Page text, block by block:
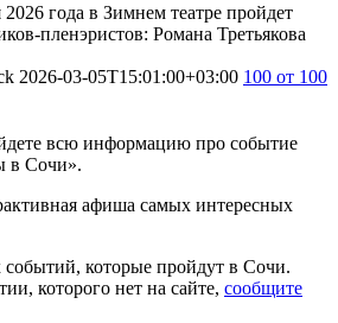
года в Зимнем театре пройдет
пленэристов: Романа Третьякова
2026-03-05T15:01:00+03:00 100 от 100
всю информацию про событие
в Сочи».
афиша самых интересных
событий, которые пройдут в Сочи.
которого нет на сайте, сообщите